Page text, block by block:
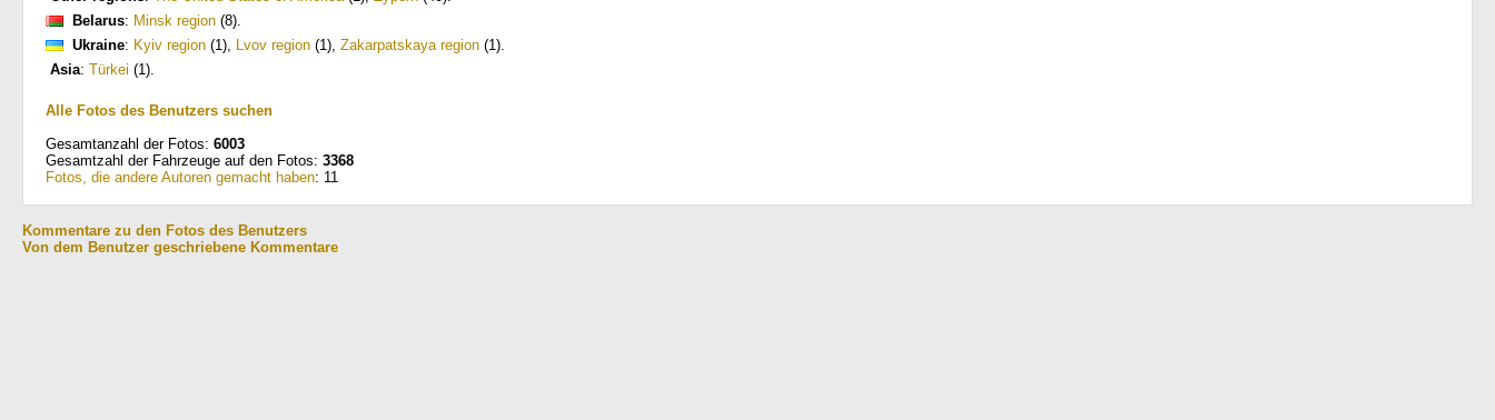
Belarus: Minsk region (8).
Ukraine: Kyiv region (1), Lvov region (1), Zakarpatskaya region (1).
Asia: Türkei (1).
Alle Fotos des Benutzers suchen
Gesamtanzahl der Fotos: 6003
Gesamtzahl der Fahrzeuge auf den Fotos: 3368
Fotos, die andere Autoren gemacht haben: 11
Kommentare zu den Fotos des Benutzers
Von dem Benutzer geschriebene Kommentare